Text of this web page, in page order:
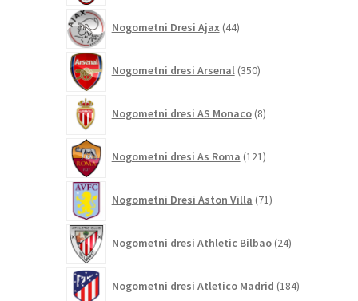
Nogometni Dresi Ajax 44izdelkov
Nogometni dresi Arsenal 350izdelkov
Nogometni dresi AS Monaco 8izdelkov
Nogometni dresi As Roma 121izdelkov
Nogometni Dresi Aston Villa 71izdelkov
Nogometni dresi Athletic Bilbao 24izdelkov
Nogometni dresi Atletico Madrid 184izdelkov